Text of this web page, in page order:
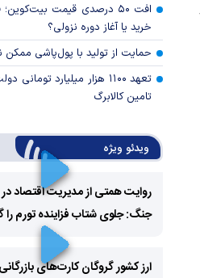
افت ۵۰ درصدی قیمت
خرید یا آغاز دوره نزولی؟
حمایت از تولید با پول‌پاشی
تعهد ۱۱۰۰ هزار میلیارد تومانی
تامین کالابرگ
ویدئو ویژه
Play
Video
روایت همتی از مدیریت اقتصاد
جنگ: جلوی شتاب فزاینده تورم را
ارز کشور گروگان کارت‌های بازرگانی